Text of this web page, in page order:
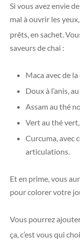
Si vous avez envie
mal à ouvrir les yeux,
prêts, en sachet.
saveurs de chai :
Maca avec de
Doux à l’anis,
Assam au thé
Vert au thé
Curcuma, avec
articulations.
Et en prime, vous
pour colorer votre
Vous pourrez
ça, c’est vous qui